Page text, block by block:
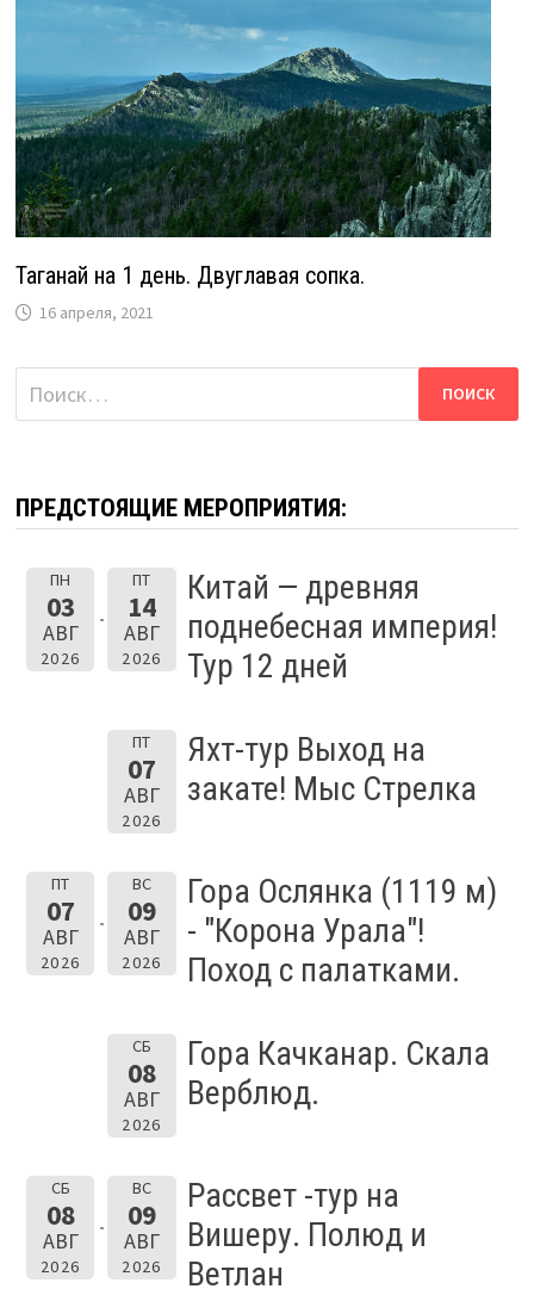
Таганай на 1 день. Двуглавая сопка.
16 апреля, 2021
Найти:
ПРЕДСТОЯЩИЕ МЕРОПРИЯТИЯ:
ПН
03
АВГ
2026
ПТ
14
АВГ
2026
Китай — древняя
поднебесная империя!
Тур 12 дней
ПТ
07
АВГ
2026
Яхт-тур Выход на
закате! Мыс Стрелка
ПТ
07
АВГ
2026
ВС
09
АВГ
2026
Гора Ослянка (1119 м)
- "Корона Урала"!
Поход с палатками.
СБ
08
АВГ
2026
Гора Качканар. Скала
Верблюд.
СБ
08
АВГ
2026
ВС
09
АВГ
2026
Рассвет -тур на
Вишеру. Полюд и
Ветлан